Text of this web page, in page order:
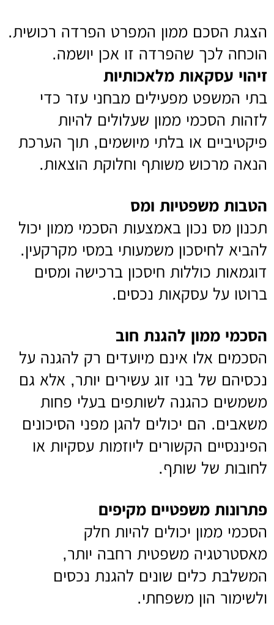
הצגת הסכם ממון המפרט הפרדה רכושית.
הוכחה לכך שהפרדה זו אכן יושמה.
זיהוי עסקאות מלאכותיות
בתי המשפט מפעילים מבחני עזר כדי
לזהות הסכמי ממון שעלולים להיות
פיקטיביים או בלתי מיושמים, תוך הערכת
הנאה מרכוש משותף וחלוקת הוצאות.
הטבות משפטיות ומס
תכנון מס נכון באמצעות הסכמי ממון יכול
להביא לחיסכון משמעותי במסי מקרקעין.
דוגמאות כוללות חיסכון ברכישה ומסים
ברוטו על עסקאות נכסים.
הסכמי ממון להגנת חוב
הסכמים אלו אינם מיועדים רק להגנה על
נכסיהם של בני זוג עשירים יותר, אלא גם
משמשים כהגנה לשותפים בעלי פחות
משאבים. הם יכולים להגן מפני הסיכונים
הפיננסיים הקשורים ליוזמות עסקיות או
לחובות של שותף.
פתרונות משפטיים מקיפים
הסכמי ממון יכולים להיות חלק
מאסטרטגיה משפטית רחבה יותר,
המשלבת כלים שונים להגנת נכסים
ולשימור הון משפחתי.